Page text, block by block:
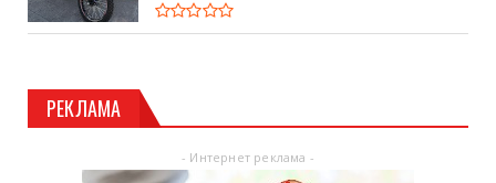
РЕКЛАМА
- Интернет реклама -